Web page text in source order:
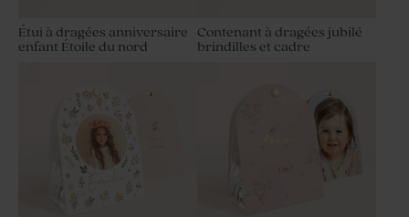
Étui à dragées anniversaire
enfant Étoile du nord
Contenant à dragées jubilé
brindilles et cadre